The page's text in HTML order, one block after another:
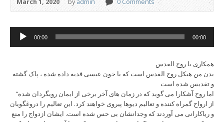
Audio
Player
00:00 00:00
همکاری با روح القدس
بدن من هیکل روح القدس است که با خون عیسی فدیه داده شده ، پاک گشته
و تقدیس شده است
“اما روح آشکارا می گوید که در زمان های آخر برخی از ایمان رویگردان شده
از ارواح گمراه کننده و تعالیم دیوها پیروی خواهند کرد. این تعالیم را دروغگویان
و ریاکارانی می آوردند که وجدانشان بی حس شده است. ایشان ازدواج را منع